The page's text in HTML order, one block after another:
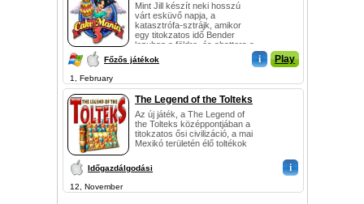
Mint Jill készít neki hosszú
várt esküvő napja, a
katasztrófa-sztrájk, amikor
egy titokzatos idő Bender
lezuhan a földre, és shatters a
darabot. ...
Főzős játékok i Play
1, February
The Legend of the Tolteks
Az új játék, a The Legend of
the Tolteks középpontjában a
titokzatos ősi civilizáció, a mai
Mexikó területén élő toltékok
Időgazdálgodási i
12, November